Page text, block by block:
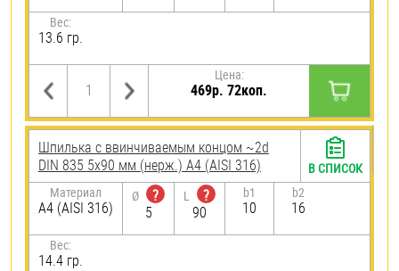
Вес:
13.6 гр.
Цена:
469р. 72коп.
Шпилька c ввинчиваемым концом ~2d
DIN 835 5х90 мм (нерж.) A4 (AISI 316)
Материал
A4 (AISI 316)
Ø
?
5
L
?
90
b1
10
b2
16
Вес:
14.4 гр.
В СПИСОК